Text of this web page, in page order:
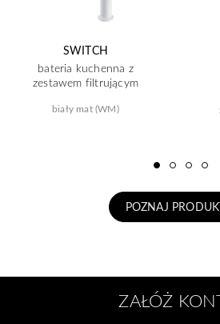
SWITCH
bateria kuchenna z
zestawem filtrującym
biały mat (WM)
POZNAJ
ZAŁÓŻ